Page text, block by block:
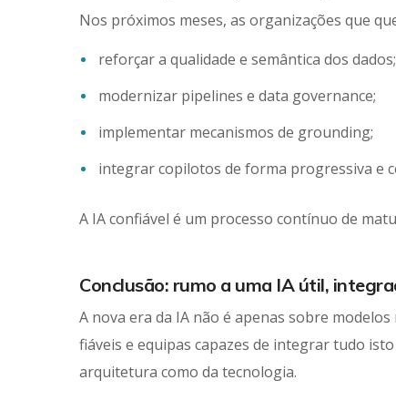
Nos próximos meses, as organizações que
reforçar a qualidade e semântica dos dados;
modernizar pipelines e data governance;
implementar mecanismos de grounding;
integrar copilotos de forma progressiva e
A IA confiável é um processo contínuo de
Conclusão: rumo a uma IA útil,
A nova era da IA não é apenas sobre
fiáveis e equipas capazes de integrar tudo
arquitetura como da tecnologia.